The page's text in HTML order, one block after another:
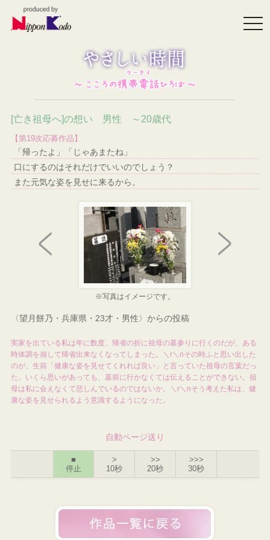
[亡き祖母へ]の想い 男性 ～20歳代
【第19次応募作品】
「帰ったよ」「じゃあまたね」
口にするのはそれだけでいいのでしょう？
また元気な姿を見せに来るから。
※写真はイメージです。
〈望月餅乃・兵庫県・23才・男性〉からの投稿
実家を出ている私は年に数度、帰省の折に祖母の墓参りに行くのだが、ある
時体調を崩して帰省出来なくなってしまった。＼r＼nその時ふと思い出した
のが、生前「健康な姿を見せてくれれば良い」と言っていた祖母の言葉だっ
た。いくら思いがあっても、墓前に行かなくては伝えることができない。祖
母は私に会えなくて悲しんでいるのではないか。＼r＼nそう考えた私は、健
康な姿を見せられるよう意識するようになった。
自動ページ送り
■
停止
>
10秒
>>
20秒
>>>
30秒